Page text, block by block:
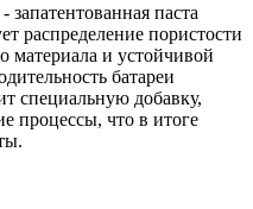
паста
распределение пористости
материала и устойчивой
батареи
специальную добавку,
процессы, что в итоге